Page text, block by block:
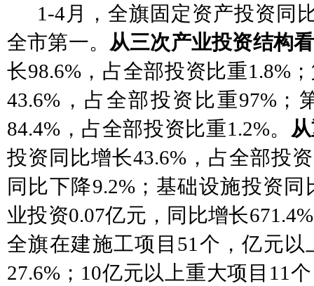
1-4月，全旗固定资产投资同
全市第一。 从三次产业投资结构
长98.6%，占全部投资比重1.8%
43.6%，占全部投资比重97%；
84.4%，占全部投资比重1.2%。
投资同比增长43.6%，占全部投
同比下降9.2%；基础设施投资
业投资0.07亿元，同比增长
全旗在建施工项目 51个，亿元以
27.6%；10亿元以上重大项目11